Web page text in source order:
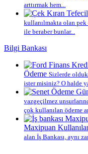
arttırmak hem...
kullanılmakta olan
ile beraber bunlar...
Bilgi Bankası
Ödeme Sizlerde
ister misiniz? O halde
vazgeçilmez
çok kullanılan ödeme
Maxipuan
alan İş Bankası, aynı